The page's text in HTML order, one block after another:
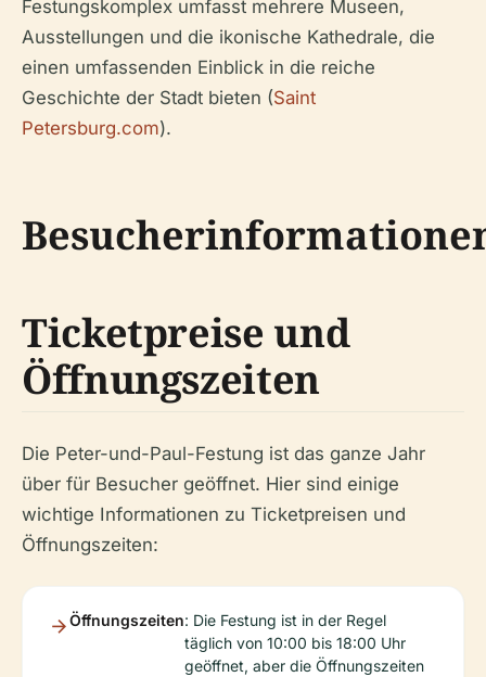
Festungskomplex umfasst mehrere Museen,
Ausstellungen und die ikonische Kathedrale, die
einen umfassenden Einblick in die reiche
Geschichte der Stadt bieten (Saint
Petersburg.com).
Ticketpreise und
Öffnungszeiten
Die Peter-und-Paul-Festung ist das ganze Jahr
über für Besucher geöffnet. Hier sind einige
wichtige Informationen zu Ticketpreisen und
Öffnungszeiten:
Öffnungszeiten: Die Festung ist in der Regel
täglich von 10:00 bis 18:00 Uhr
geöffnet, aber die Öffnungszeiten